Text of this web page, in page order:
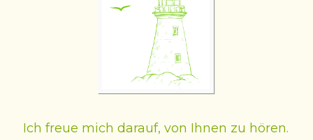
Ich freue mich darauf, von Ihnen zu hören.